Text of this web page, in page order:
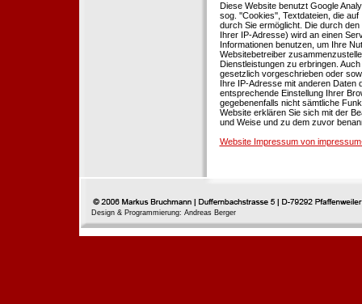
Diese Website benutzt Google
sog. ''Cookies'', Textdateien, die
durch Sie ermöglicht. Die durch
Ihrer IP-Adresse) wird an einen
Informationen benutzen, um Ihre
Websitebetreiber
Dienstleistungen zu erbringen.
gesetzlich vorgeschrieben oder
Ihre IP-Adresse mit anderen Daten
entsprechende Einstellung Ihrer
gegebenenfalls nicht sämtliche
Website erklären Sie sich mit der
und Weise und zu dem zuvor
Website Impressum von
Design & Programmierung: Andreas Berger